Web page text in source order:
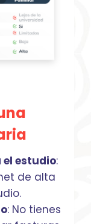
el estudio:
de alta
: No tienes